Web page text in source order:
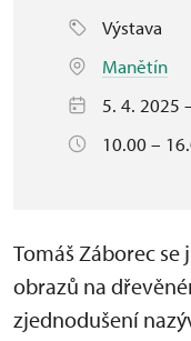
Výstava
Manětín
5. 4. 2025
10.00 –
Tomáš Záborec
obrazů na
zjednodušení